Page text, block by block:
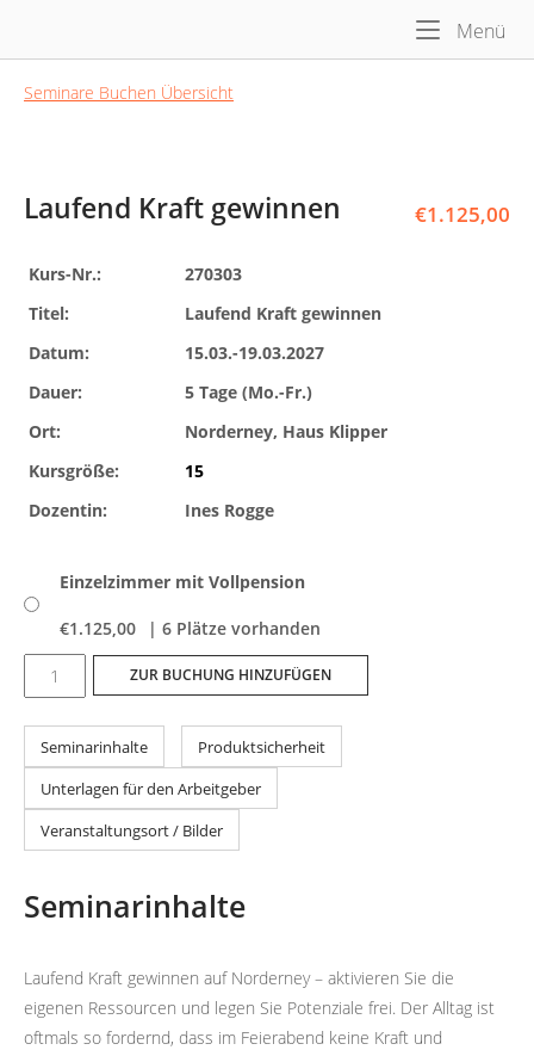
content
Menü
Seminare Buchen Übersicht
€1.125,00
Laufend Kraft gewinnen
Kurs-Nr.:
270303
Titel:
Laufend Kraft gewinnen
Datum:
15.03.-19.03.2027
Dauer:
5 Tage (Mo.-Fr.)
Ort:
Norderney, Haus Klipper
Kursgröße:
15
Dozentin:
Ines Rogge
Einzelzimmer mit Vollpension
€1.125,00
| 6 Plätze vorhanden
Laufend
Kraft
gewinnen
Menge
ZUR BUCHUNG HINZUFÜGEN
Seminarinhalte
Produktsicherheit
Unterlagen für den Arbeitgeber
Veranstaltungsort / Bilder
Seminarinhalte
Laufend Kraft gewinnen auf Norderney – aktivieren Sie die
eigenen Ressourcen und legen Sie Potenziale frei. Der Alltag ist
oftmals so fordernd, dass im Feierabend keine Kraft und